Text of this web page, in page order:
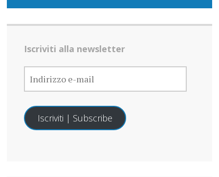
Iscriviti alla newsletter
INDIRIZZO
E-
MAIL
Iscriviti | Subscribe